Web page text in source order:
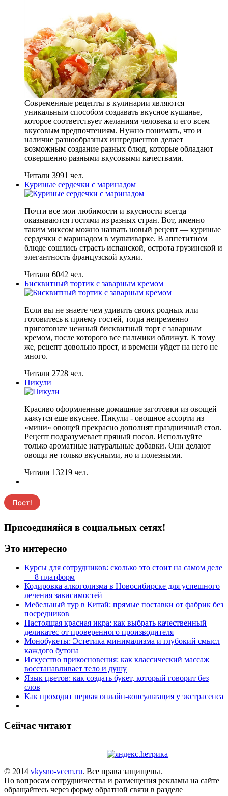
Современные рецепты в кулинарии являются
уникальным способом создавать вкусное кушанье,
которое соответствует желаниям человека и его всем
вкусовым предпочтениям. Нужно понимать, что и
наличие разнообразных ингредиентов делает
возможным создание разных блюд, которые обладают
совершенно разными вкусовыми качествами.
Читали 3991 чел.
Куриные сердечки с маринадом
Почти все мои любимости и вкусности всегда
оказываются гостями из разных стран. Вот, именно
таким миксом можно назвать новый рецепт — куриные
сердечки с маринадом в мультиварке. В аппетитном
блюде сошлись страсть испанской, острота грузинской и
элегантность французской кухни.
Читали 6042 чел.
Бисквитный тортик с заварным кремом
Если вы не знаете чем удивить своих родных или
готовитесь к приему гостей, тогда непременно
приготовьте нежный бисквитный торт с заварным
кремом, после которого все пальчики оближут. К тому
же, рецепт довольно прост, и времени уйдет на него не
много.
Читали 2728 чел.
Пикули
Красиво оформленные домашние заготовки из овощей
кажутся еще вкуснее. Пикули - овощное ассорти из
«мини» овощей прекрасно дополнят праздничный стол.
Рецепт подразумевает пряный посол. Используйте
только ароматные натуральные добавки. Они делают
овощи не только вкусными, но и полезными.
Читали 13219 чел.
Присоединяйся в социальных сетях!
Это интересно
Курсы для сотрудников: сколько это стоит на самом деле
— 8 платформ
Кодировка алкоголизма в Новосибирске для успешного
лечения зависимостей
Мебельный тур в Китай: прямые поставки от фабрик без
посредников
Настоящая красная икра: как выбрать качественный
деликатес от проверенного производителя
Монобукеты: Эстетика минимализма и глубокий смысл
каждого бутона
Искусство прикосновения: как классический массаж
восстанавливает тело и душу
Язык цветов: как создать букет, который говорит без
слов
Как проходит первая онлайн-консультация у экстрасенса
Сейчас читают
© 2014 vkysno-vcem.ru. Все права защищены.
По вопросам сотрудничества и размещения рекламы на сайте
обращайтесь через форму обратной связи в разделе